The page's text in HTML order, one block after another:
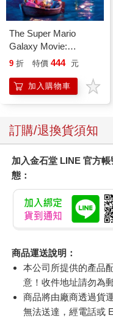
The Super Mario
Galaxy Movie:
Peach`s Birthday
Mario Galaxy Movie
Storybook
9 折 特價 444 元
加入購物車
訂購/退換貨須知
加入金石堂 LINE 官方
態：
商品運送說明：
本公司所提供的產品
意！收件地址請勿為
商品將由廠商透過貨
無法送達，經電話或